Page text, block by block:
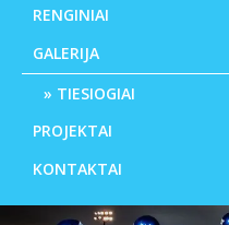
RENGINIAI
GALERIJA
TIESIOGIAI
PROJEKTAI
KONTAKTAI